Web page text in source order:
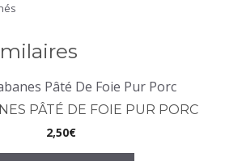
PÂTÉ DE FOIE PUR PORC
2,50€